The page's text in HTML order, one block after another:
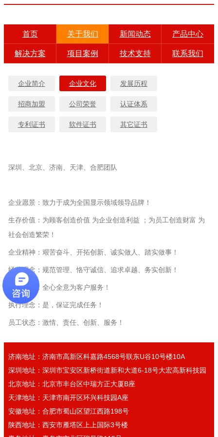
首页 关于我们 新闻动态 产品中心
解决方案 项目案例 技术支持 联系我们
企业简介 企业文化 发展历程
招商加盟 公司荣誉 认证体系
专利证书 软件证书 其它证书
深圳、北京、济南、天津、合肥团队
企业愿景：致力于成为全国显示领域领导品牌！
生存价值：为顾客创造价值 为企业创造利益 ；为员工创造财富 为
社会创造繁荣！
企业精神：艰苦奋斗、开拓创新、诚实做人、踏实做事！
经营理念：规范管理、恪守诚信、追求卓越、务实创新！
服务理念：全心全意为客户服务！
执行理念：是，保证完成任务！
员工状态：激情、责任、创新、服务！
济南地址：济南市高新区科嘉路4568号联东U谷10号楼10A
深圳地址：深圳市宝安区新桥街道新和大道6-18号大宏高新科技园
北京地址：北京市丰台区中瑞方正大厦B座
天津地址：天津市南开区环兴科技园A座
安徽地址：合肥市蜀山区望江西路198号
陕西地址：西安市雁塔区上上国际3号楼